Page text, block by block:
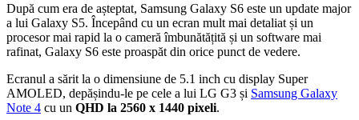
După cum era de așteptat, Samsung Galaxy S6 este un update major
a lui Galaxy S5. Începând cu un ecran mult mai detaliat și un
procesor mai rapid la o cameră îmbunătățită și un software mai
rafinat, Galaxy S6 este proaspăt din orice punct de vedere.
Ecranul a sărit la o dimensiune de 5.1 inch cu display Super
AMOLED, depășindu-le pe cele a lui LG G3 și Samsung Galaxy
Note 4 cu un QHD la 2560 x 1440 pixeli.